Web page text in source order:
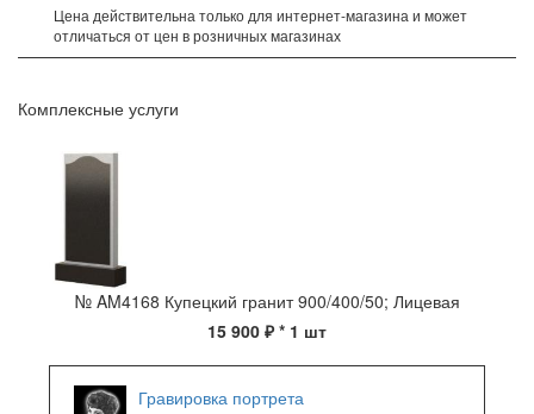
Цена действительна только для интернет-магазина и может
отличаться от цен в розничных магазинах
Комплексные услуги
№ AM4168 Купецкий гранит 900/400/50; Лицевая
15 900 ₽* 1 шт
Гравировка портрета